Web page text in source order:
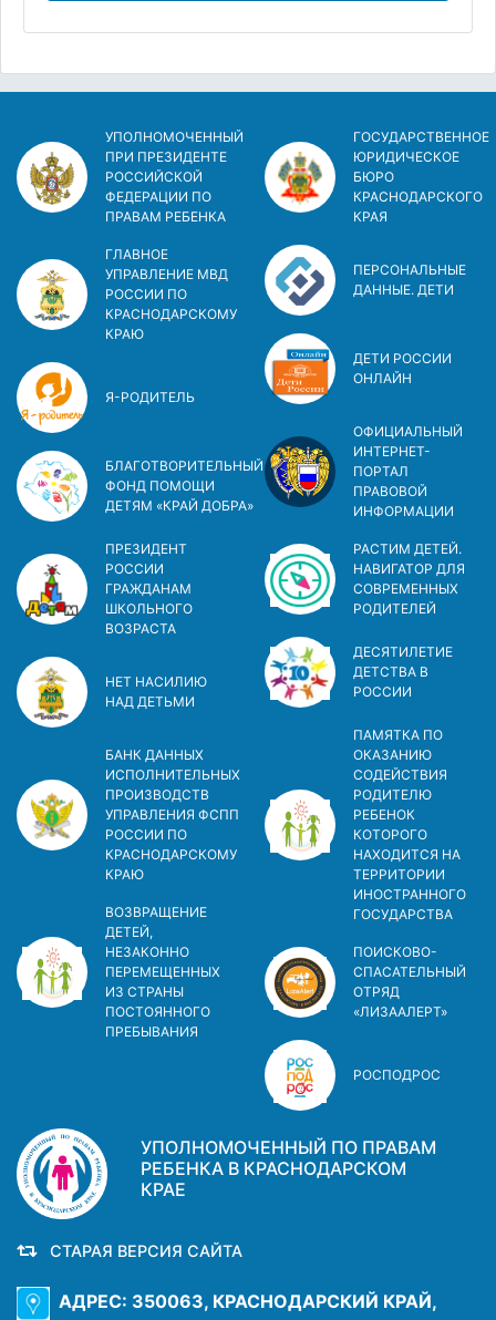
УПОЛНОМОЧЕННЫЙ
ПРИ ПРЕЗИДЕНТЕ
РОССИЙСКОЙ
ФЕДЕРАЦИИ ПО
ПРАВАМ РЕБЕНКА
ГЛАВНОЕ
УПРАВЛЕНИЕ МВД
РОССИИ ПО
КРАСНОДАРСКОМУ
КРАЮ
Я-РОДИТЕЛЬ
БЛАГОТВОРИТЕЛЬНЫЙ
ФОНД ПОМОЩИ
ДЕТЯМ «КРАЙ ДОБРА»
ПРЕЗИДЕНТ
РОССИИ
ГРАЖДАНАМ
ШКОЛЬНОГО
ВОЗРАСТА
НЕТ НАСИЛИЮ
НАД ДЕТЬМИ
БАНК ДАННЫХ
ИСПОЛНИТЕЛЬНЫХ
ПРОИЗВОДСТВ
УПРАВЛЕНИЯ ФСПП
РОССИИ ПО
КРАСНОДАРСКОМУ
КРАЮ
ВОЗВРАЩЕНИЕ
ДЕТЕЙ,
НЕЗАКОННО
ПЕРЕМЕЩЕННЫХ
ИЗ СТРАНЫ
ПОСТОЯННОГО
ПРЕБЫВАНИЯ
ГОСУДАРСТВЕННОЕ
ЮРИДИЧЕСКОЕ
БЮРО
КРАСНОДАРСКОГО
КРАЯ
ПЕРСОНАЛЬНЫЕ
ДАННЫЕ. ДЕТИ
ДЕТИ РОССИИ
ОНЛАЙН
ОФИЦИАЛЬНЫЙ
ИНТЕРНЕТ-
ПОРТАЛ
ПРАВОВОЙ
ИНФОРМАЦИИ
РАСТИМ ДЕТЕЙ.
НАВИГАТОР ДЛЯ
СОВРЕМЕННЫХ
РОДИТЕЛЕЙ
ДЕСЯТИЛЕТИЕ
ДЕТСТВА В
РОСCИИ
ПАМЯТКА ПО
ОКАЗАНИЮ
СОДЕЙСТВИЯ
РОДИТЕЛЮ
РЕБЕНОК
КОТОРОГО
НАХОДИТСЯ НА
ТЕРРИТОРИИ
ИНОСТРАННОГО
ГОСУДАРСТВА
ПОИСКОВО-
СПАСАТЕЛЬНЫЙ
ОТРЯД
«ЛИЗААЛЕРТ»
РОСПОДРОС
УПОЛНОМОЧЕННЫЙ ПО ПРАВАМ
РЕБЕНКА В КРАСНОДАРСКОМ
КРАЕ
СТАРАЯ ВЕРСИЯ САЙТА
АДРЕС: 350063, КРАСНОДАРСКИЙ КРАЙ,